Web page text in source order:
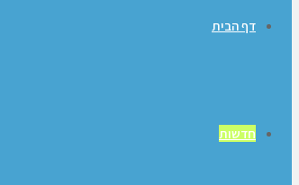
דף הבית
חדשות